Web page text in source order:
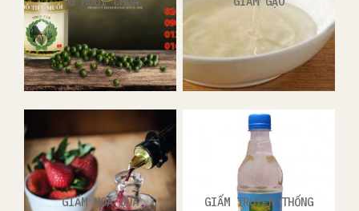
GIẤM HOA QUẢ GIẤM TRUYỀN THỐNG